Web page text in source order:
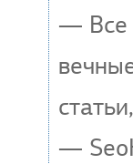
— Все
—